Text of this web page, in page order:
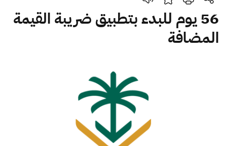
بحث
الجمارك
ضريبة القيمة المضافة
التصرفات العقارية
56 يوم للبدء بتطبيق ضريبة القيمة
المضافة